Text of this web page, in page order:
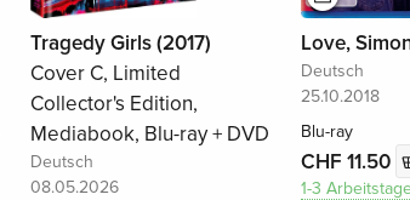
Tragedy Girls (2017)
Cover C, Limited
Collector's Edition,
Mediabook, Blu-ray + DVD
Deutsch
08.05.2026
Love,
Deutsch
25.10.2018
Blu-ray
CHF 11.50
1-3